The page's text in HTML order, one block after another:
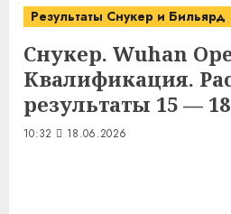
Результаты Снукер и Бильярд
Снукер. Wuhan
Квалификация.
результаты 15 —
10:32 18.06.2026